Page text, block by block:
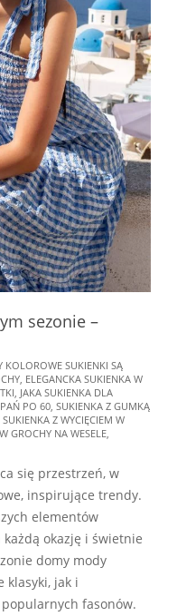
sezonie –
KOLOROWE SUKIENKI SĄ
, ELEGANCKA SUKIENKA W
, JAKA SUKIENKA DLA
PO 60, SUKIENKA Z GUMKĄ
SUKIENKA Z WYCIĘCIEM W
GROCHY NA WESELE,
się przestrzeń, w
inspirujące trendy.
elementów
okazję i świetnie
domy mody
klasyki, jak i
fasonów.